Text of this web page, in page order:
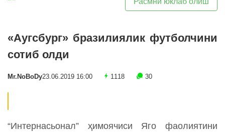
«Аугсбург» бразилиялик футболчини
сотиб олди
Mr.NoBoDy23.06.2019 16:00 1118 30
“Интернасьонал” ҳимоячиси Яго фаолиятини